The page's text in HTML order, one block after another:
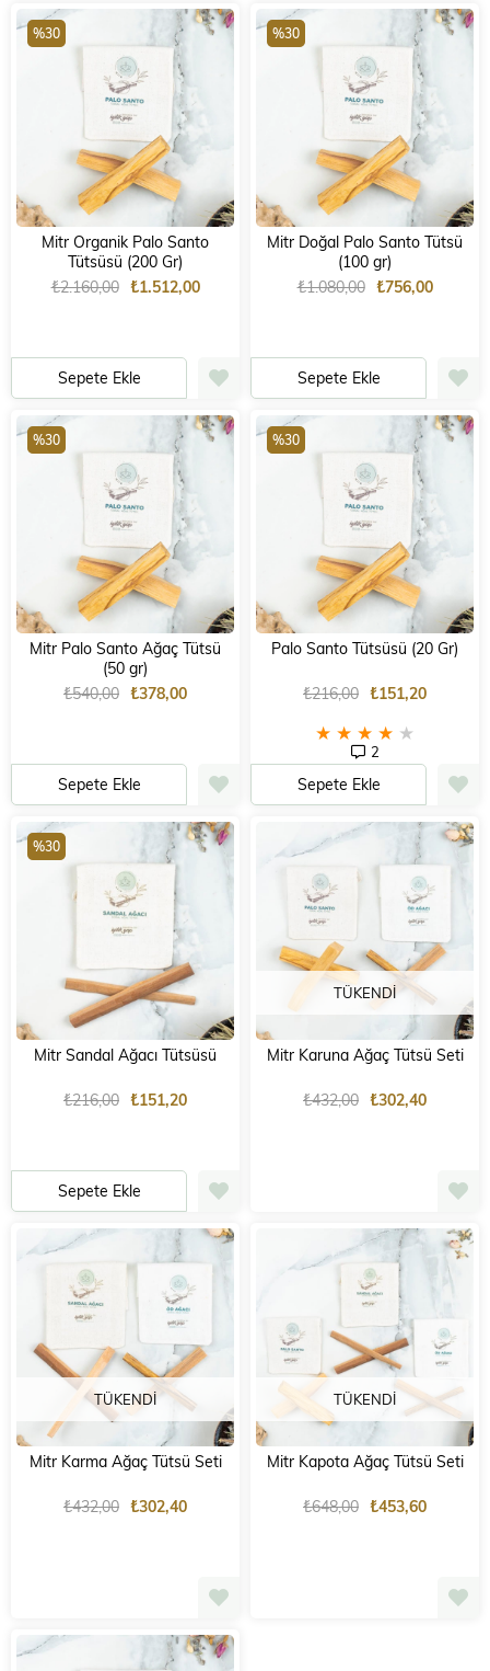
Mitr Organik Palo Santo
Tütsüsü (200 Gr)
₺1.512,00
₺2.160,00
Sepete Ekle
%30
Mitr Doğal Palo Santo Tütsü
(100 gr)
₺756,00
₺1.080,00
Sepete Ekle
%30
Mitr Palo Santo Ağaç Tütsü
(50 gr)
₺378,00
₺540,00
Sepete Ekle
%30
Palo Santo Tütsüsü (20 Gr)
★ ★ ★ ★ ★
2
₺151,20
₺216,00
Sepete Ekle
%30
Mitr Sandal Ağacı Tütsüsü
₺151,20
₺216,00
Sepete Ekle
%30
TÜKENDI
Mitr Karuna Ağaç Tütsü Seti
₺302,40
₺432,00
TÜKENDI
Mitr Karma Ağaç Tütsü Seti
₺302,40
₺432,00
TÜKENDI
Mitr Kapota Ağaç Tütsü Seti
₺453,60
₺648,00